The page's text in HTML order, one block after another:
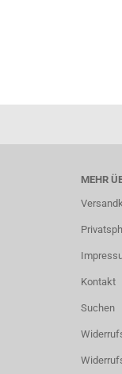
MEHR
Kontakt
Suchen